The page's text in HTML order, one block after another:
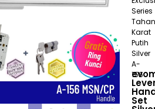
Series
Tahan
Karat
Putih
Silver
A-
156
Set